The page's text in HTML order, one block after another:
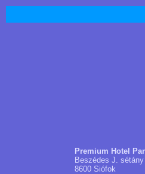
Premium Hotel
Beszédes J. sétány
8600 Siófok